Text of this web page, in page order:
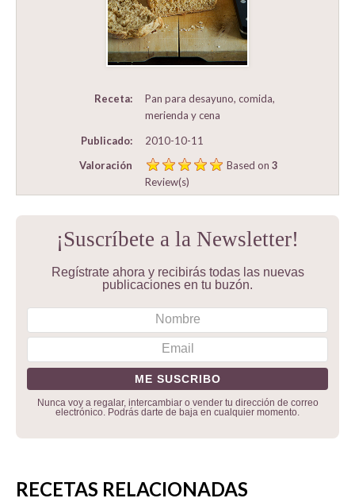
Receta:
Pan para desayuno, comida,
merienda y cena
Publicado:
2010-10-11
Valoración
Based on3
Review(s)
¡Suscríbete a la Newsletter!
Regístrate ahora y recibirás todas las nuevas
publicaciones en tu buzón.
Nunca voy a regalar, intercambiar o vender tu dirección de correo
electrónico. Podrás darte de baja en cualquier momento.
RECETAS RELACIONADAS